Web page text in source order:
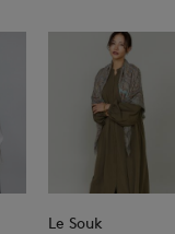
Le Souk